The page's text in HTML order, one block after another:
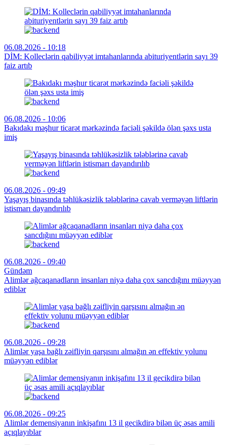
06.08.2026 - 10:18
DİM: Kolleclərin qabiliyyət imtahanlarında abituriyentlərin sayı 39
faiz artıb
06.08.2026 - 10:06
Bakıdakı məşhur ticarət mərkəzində faciəli şəkildə ölən şəxs usta
imiş
06.08.2026 - 09:49
Yaşayış binasında təhlükəsizlik tələblərinə cavab verməyən liftlərin
istismarı dayandırılıb
06.08.2026 - 09:40
Gündəm
Alimlər ağcaqanadların insanları niyə daha çox sancdığını müəyyən
ediblər
06.08.2026 - 09:28
Alimlər yaşa bağlı zəifliyin qarşısını almağın ən effektiv yolunu
müəyyən ediblər
06.08.2026 - 09:25
Alimlər demensiyanın inkişafını 13 il gecikdirə bilən üç əsas amili
açıqlayıblar